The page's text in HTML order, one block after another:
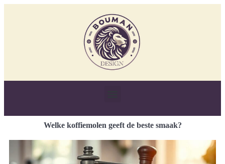
Welke koffiemolen geeft de beste smaak?